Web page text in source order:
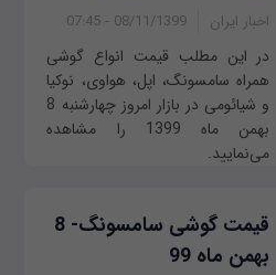
اخبار ایران 08/11/1399 - 07:45
در این مطلب قیمت انواع گوشی
همراه سامسونگ، اپل، هواوی، نوکیا
و شیائومی در بازار امروز چهار‌‌شنبه 8
بهمن ماه 1399 را مشاهده
می‌نمایید.
قیمت گوشی‌ سامسونگ- 8
بهمن ماه 99